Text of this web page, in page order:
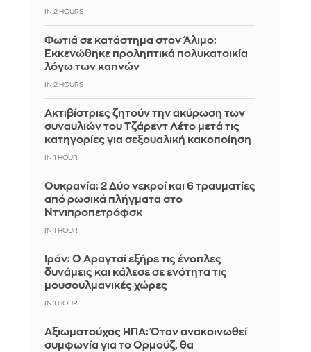
IN 2 HOURS
Φωτιά σε κατάστημα στον Άλιμο:
Εκκενώθηκε προληπτικά πολυκατοικία
λόγω των καπνών
IN 2 HOURS
Ακτιβίστριες ζητούν την ακύρωση των
συναυλιών του Τζάρεντ Λέτο μετά τις
κατηγορίες για σεξουαλική κακοποίηση
IN 1 HOUR
Ουκρανία: 2 Δύο νεκροί και 6 τραυματίες
από ρωσικά πλήγματα στο
Ντνιπροπετρόφσκ
IN 1 HOUR
Ιράν: Ο Αραγτσί εξήρε τις ένοπλες
δυνάμεις και κάλεσε σε ενότητα τις
μουσουλμανικές χώρες
IN 1 HOUR
Αξιωματούχος ΗΠΑ: Όταν ανακοινωθεί
συμφωνία για το Ορμούζ, θα